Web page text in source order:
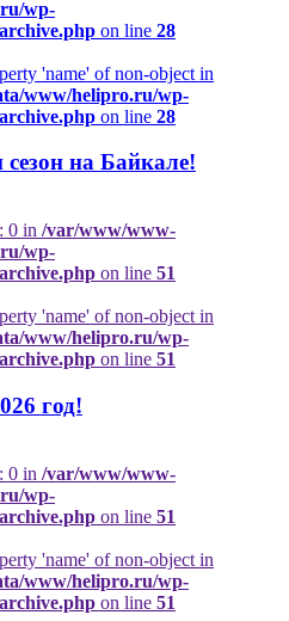
wp-
on line 28
'name' of non-object in
www/helipro.ru/wp-
on line 28
на Байкале!
0 in /var/www/www-
wp-
on line 51
'name' of non-object in
www/helipro.ru/wp-
on line 51
год!
0 in /var/www/www-
wp-
on line 51
'name' of non-object in
www/helipro.ru/wp-
on line 51